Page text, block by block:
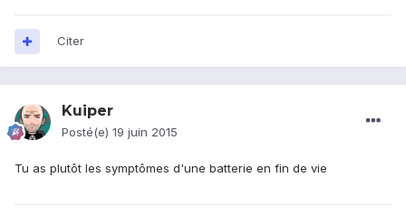
Citer
Kuiper
Posté(e) 19 juin 2015
Tu as plutôt les symptômes d'une batterie en fin de vie